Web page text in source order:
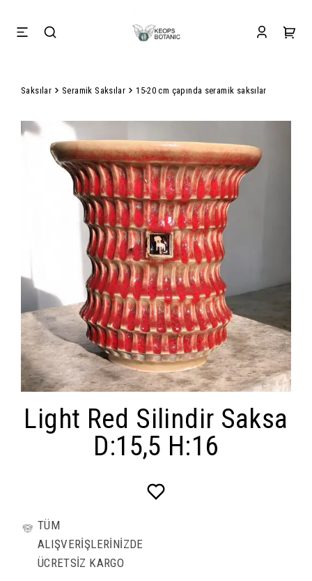
Saksılar Seramik Saksılar 15-20 cm çapında seramik saksılar
Light Red Silindir Saksa
D:15,5 H:16
TÜM
ALIŞVERİŞLERİNİZDE
ÜCRETSİZ KARGO